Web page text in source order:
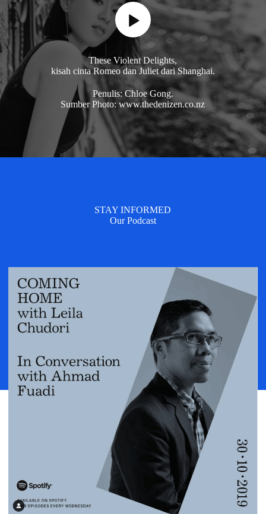
These Violent Delights,
kisah cinta Romeo dan Juliet dari Shanghai.
Penulis: Chloe Gong.
Sumber Photo: www.thedenizen.co.nz
STAY INFORMED
Our Podcast